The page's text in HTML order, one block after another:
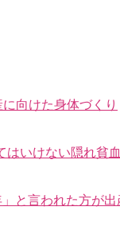
向けた身体づくり
はいけない隠れ貧血
と言われた方が